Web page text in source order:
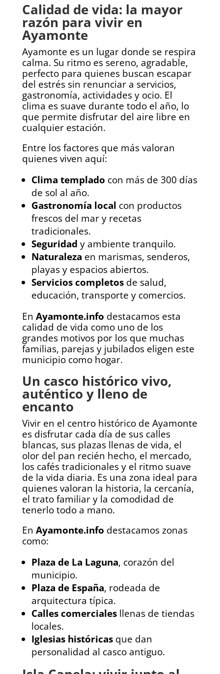
Calidad de vida: la mayor
razón para vivir en
Ayamonte
Ayamonte es un lugar donde se respira
calma. Su ritmo es sereno, agradable,
perfecto para quienes buscan escapar
del estrés sin renunciar a servicios,
gastronomía, actividades y ocio. El
clima es suave durante todo el año, lo
que permite disfrutar del aire libre en
cualquier estación.
Entre los factores que más valoran
quienes viven aquí:
Clima templado con más de 300 días
de sol al año.
Gastronomía local con productos
frescos del mar y recetas
tradicionales.
Seguridad y ambiente tranquilo.
Naturaleza en marismas, senderos,
playas y espacios abiertos.
Servicios completosde salud,
educación, transporte y comercios.
En Ayamonte.info destacamos esta
calidad de vida como uno de los
grandes motivos por los que muchas
familias, parejas y jubilados eligen este
municipio como hogar.
Un casco histórico vivo,
auténtico y lleno de
encanto
Vivir en el centro histórico de Ayamonte
es disfrutar cada día de sus calles
blancas, sus plazas llenas de vida, el
olor del pan recién hecho, el mercado,
los cafés tradicionales y el ritmo suave
de la vida diaria. Es una zona ideal para
quienes valoran la historia, la cercanía,
el trato familiar y la comodidad de
tenerlo todo a mano.
En Ayamonte.info destacamos zonas
como:
Plaza de La Laguna, corazón del
municipio.
Plaza de España, rodeada de
arquitectura típica.
Calles comercialesllenas de tiendas
locales.
Iglesias históricasque dan
personalidad al casco antiguo.